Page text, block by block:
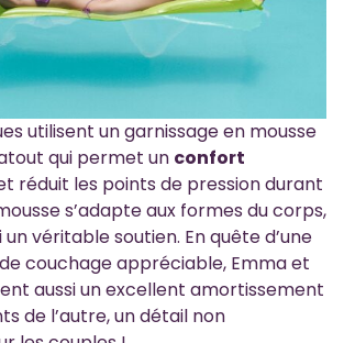
utilisent un garnissage en mousse
qui permet un confort
réduit les points de pression durant
s’adapte aux formes du corps,
véritable soutien. En quête d’une
couchage appréciable, Emma et
aussi un excellent amortissement
de l’autre, un détail non